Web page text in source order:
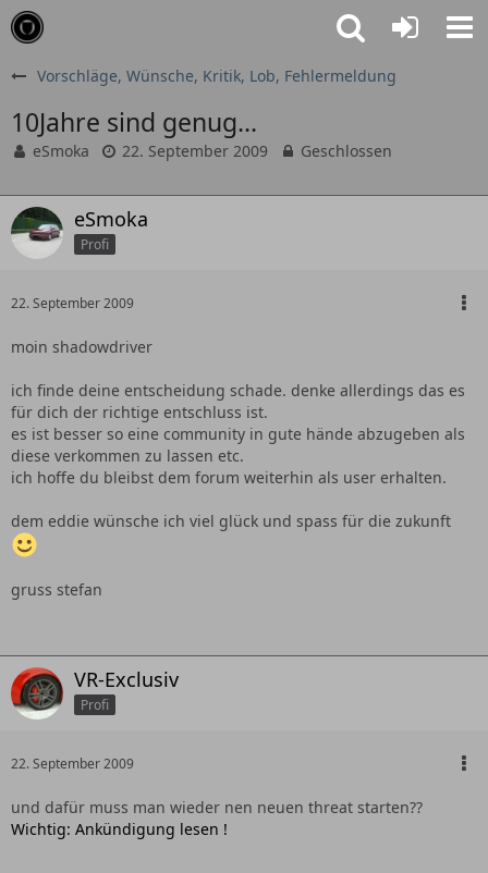
Vorschläge, Wünsche, Kritik, Lob, Fehlermeldung
10Jahre sind genug...
eSmoka 22. September 2009 Geschlossen
eSmoka
Profi
22. September 2009
moin shadowdriver
ich finde deine entscheidung schade. denke allerdings das es
für dich der richtige entschluss ist.
es ist besser so eine community in gute hände abzugeben als
diese verkommen zu lassen etc.
ich hoffe du bleibst dem forum weiterhin als user erhalten.
dem eddie wünsche ich viel glück und spass für die zukunft
gruss stefan
VR-Exclusiv
Profi
22. September 2009
und dafür muss man wieder nen neuen threat starten??
Wichtig: Ankündigung lesen !